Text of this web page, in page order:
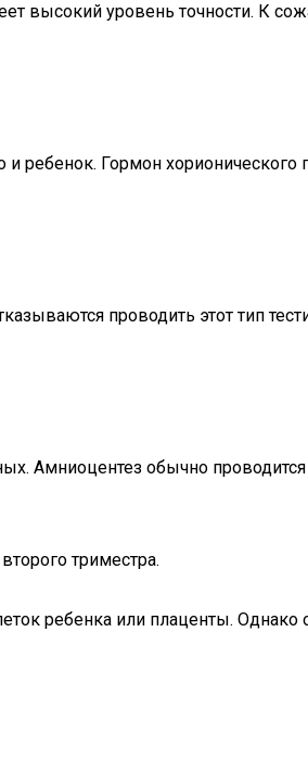
высокий уровень точности. К
ребенок. Гормон хорионического
проводить этот тип
Амниоцентез обычно
триместра.
ребенка или плаценты.